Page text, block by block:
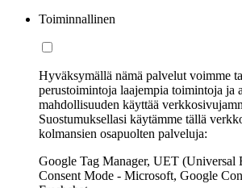
Toiminnallinen
Hyväksymällä nämä palvelut voimme
perustoimintoja laajempia toimintoja ja
mahdollisuuden käyttää
Suostumuksellasi käytämme tällä
kolmansien osapuolten palveluja:
Google Tag Manager, UET (Universal
Consent Mode - Microsoft, Google